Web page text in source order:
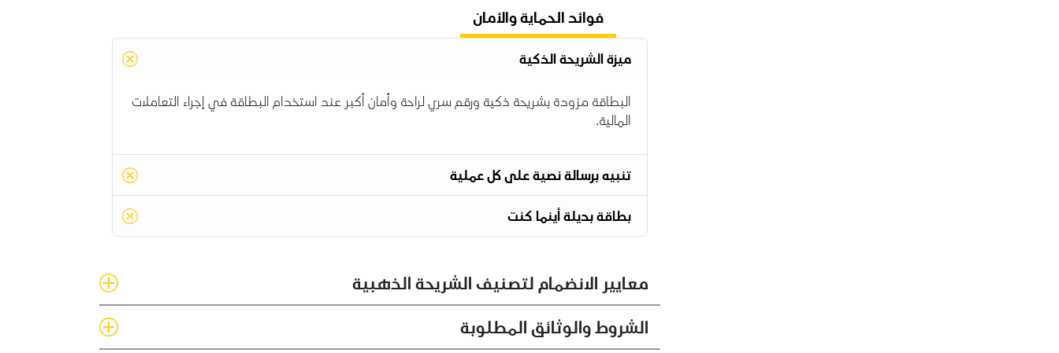
فوائد الحماية والأمان
ميزة الشريحة الذكية
البطاقة مزودة بشريحة ذكية ورقم سري لراحة وأمان أكبر عند استخدام البطاقة في إجراء التعاملات
المالية.
تنبيه برسالة نصية على كل عملية
بطاقة بديلة أينما كنت
معايير الانضمام لتصنيف الشريحة الذهبية
الشروط والوثائق المطلوبة